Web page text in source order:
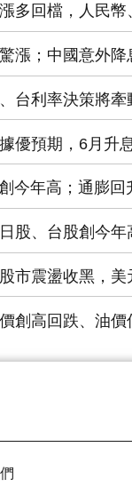
多回檔，人民
漲；中國意外
台利率決策將
優預期，6月升
今年高；通膨
股、台股創今
市震盪收黑，
創高回跌、油價